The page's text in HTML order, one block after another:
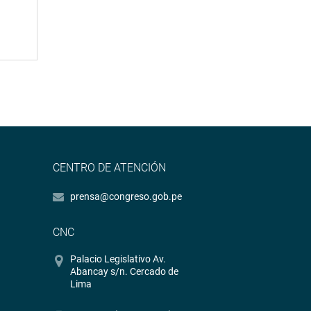
CENTRO DE ATENCIÓN
prensa@congreso.gob.pe
CNC
Palacio Legislativo Av.
Abancay s/n. Cercado de
Lima